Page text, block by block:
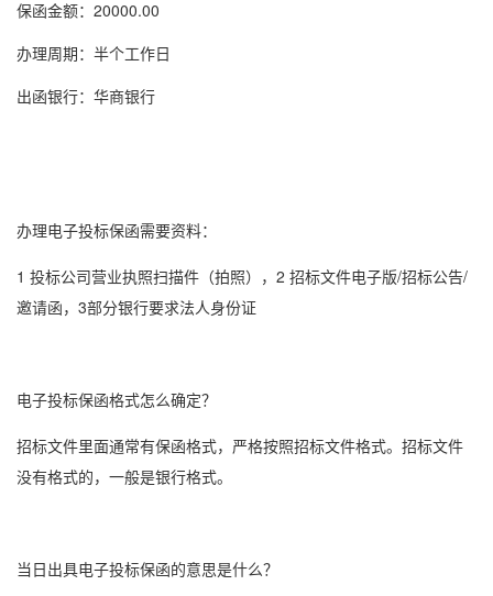
保函金额：20000.00
办理周期：半个工作日
出函银行：华商银行
办理电子投标保函需要资料：
1 投标公司营业执照扫描件（拍照），2 招标文件电子版/招标公告/
邀请函，3部分银行要求法人身份证
电子投标保函格式怎么确定？
招标文件里面通常有保函格式，严格按照招标文件格式。招标文件
没有格式的，一般是银行格式。
当日出具电子投标保函的意思是什么？